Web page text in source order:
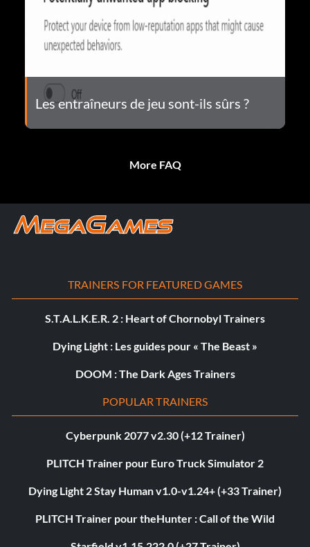
Les entraîneurs de jeu sont-ils sûrs ?
More FAQ
TRAINERS FOR FEATURED GAMES
S.T.A.L.K.E.R. 2 : Heart of Chornobyl Trainers
Dying Light : Les guides pour « The Beast »
DOOM : The Dark Ages Trainers
POPULAR TRAINERS
Cyberpunk 2077 v2.30 (+12 Trainer)
PLITCH Trainer pour Euro Truck Simulator 2
Dying Light 2 Stay Human v1.0-v1.24+ (+33 Trainer)
PLITCH Trainer pour theHunter : Call of the Wild